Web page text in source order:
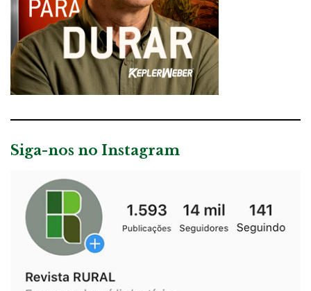
Siga-nos no Instagram